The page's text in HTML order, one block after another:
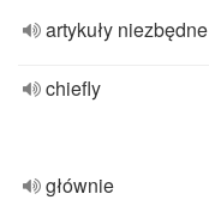
artykuły niezbędne
chiefly
głównie